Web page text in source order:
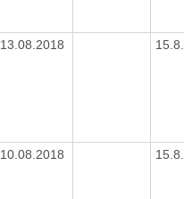
13.08.2018
10.08.2018